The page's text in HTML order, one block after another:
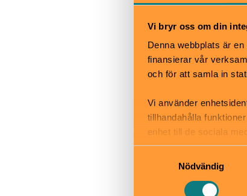
Vi bryr oss om din
Denna webbplats är
finansierar vår
och för att samla in
Vi använder
tillhandahålla
enhet till de sociala
informationen med
Nödvändig